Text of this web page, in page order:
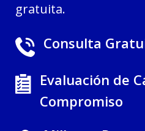
gratuita.
Consulta
Evaluación de
Compromiso